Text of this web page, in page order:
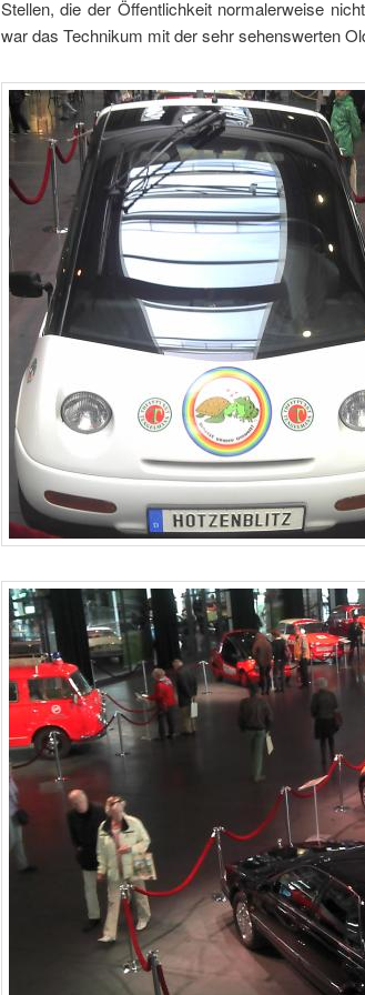
Stellen, die der Öffentlichkeit normalerweise
war das Technikum mit der sehr sehenswerten